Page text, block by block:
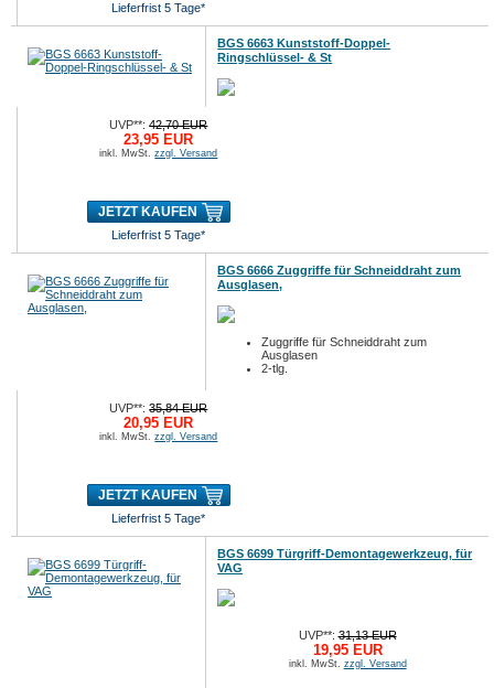
Lieferfrist 5 Tage*
BGS 6663 Kunststoff-Doppel-
Ringschlüssel- & St
UVP**:42,70 EUR
23,95 EUR
inkl. MwSt.zzgl. Versand
JETZT KAUFEN
Lieferfrist 5 Tage*
BGS 6666 Zuggriffe für Schneiddraht zum
Ausglasen,
Zuggriffe für Schneiddraht zum
Ausglasen
2-tlg.
UVP**:35,84 EUR
20,95 EUR
inkl. MwSt.zzgl. Versand
JETZT KAUFEN
Lieferfrist 5 Tage*
BGS 6699 Türgriff-Demontagewerkzeug, für
VAG
UVP**:31,13 EUR
19,95 EUR
inkl. MwSt. zzgl. Versand